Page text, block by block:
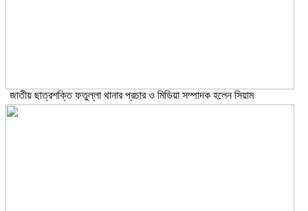
জাতীয় ছাত্রশক্তি ফতুল্লা থানার প্রচার ও মিডিয়া সম্পাদক হলেন সিয়াম